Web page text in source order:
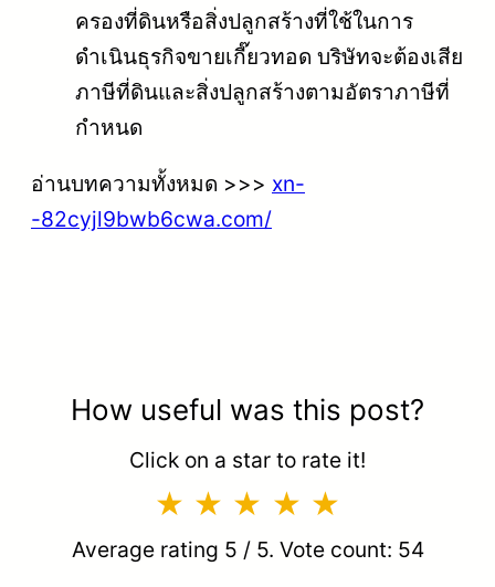
ครองที่ดินหรือสิ่งปลูกสร้างที่ใช้ในการ
ดำเนินธุรกิจขายเกี๊ยวทอด บริษัทจะต้องเสีย
ภาษีที่ดินและสิ่งปลูกสร้างตามอัตราภาษีที่
กำหนด
อ่านบทความทั้งหมด >>> xn-
-82cyjl9bwb6cwa.com/
How useful was this post?
Click on a star to rate it!
Average rating 5 / 5. Vote count: 54